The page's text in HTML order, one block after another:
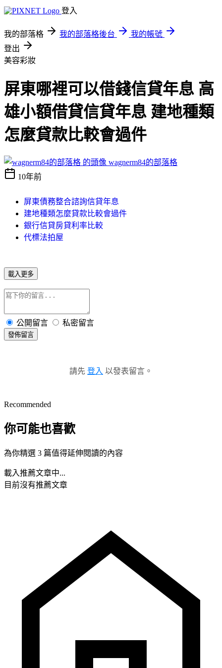
登入
我的部落格 我的部落格後台
我的帳號
登出
美容彩妝
屏東哪裡可以借錢信貸年息 高
雄小額借貸信貸年息 建地種類
怎麼貸款比較會過件
wagnerm84的部落格
10年前
屏東債務整合諮詢信貸年息
建地種類怎麼貸款比較會過件
銀行信貸房貸利率比較
代標法拍屋
載入更多
公開留言 私密留言
發佈留言
請先 登入 以發表留言。
Recommended
你可能也喜歡
為你精選 3 篇值得延伸閱讀的內容
載入推薦文章中...
目前沒有推薦文章